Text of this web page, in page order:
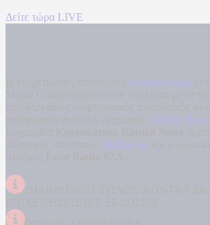
Δείτε τώρα LIVE
kontranews.gr
Kontra News
Filathlos.gr